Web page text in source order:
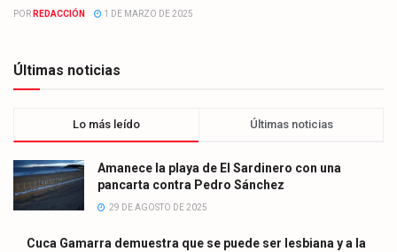
POR REDACCIÓN 1 DE MARZO DE 2025
Últimas noticias
Lo más leído Últimas noticias
Amanece la playa de El Sardinero con una
pancarta contra Pedro Sánchez
29 DE AGOSTO DE 2025
Cuca Gamarra demuestra que se puede ser lesbiana y a la